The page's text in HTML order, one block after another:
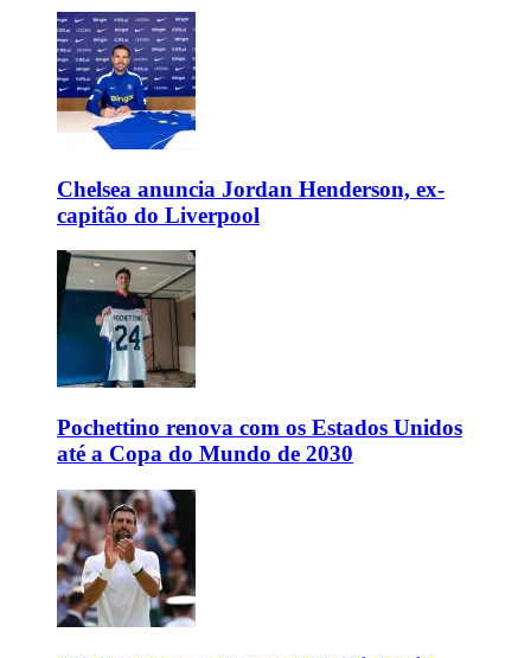
Chelsea anuncia Jordan Henderson, ex-
capitão do Liverpool
Pochettino renova com os Estados Unidos
até a Copa do Mundo de 2030